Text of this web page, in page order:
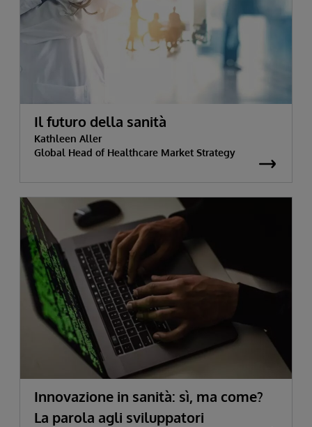
Il futuro della sanità
Kathleen Aller
Global Head of Healthcare Market Strategy
Innovazione in sanità: sì, ma come?
La parola agli sviluppatori